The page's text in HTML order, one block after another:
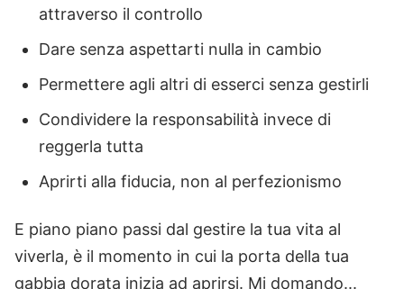
attraverso il controllo
Dare senza aspettarti nulla in cambio
Permettere agli altri di esserci senza gestirli
Condividere la responsabilità invece di
reggerla tutta
Aprirti alla fiducia, non al perfezionismo
E piano piano passi dal gestire la tua vita al
viverla, è il momento in cui la porta della tua
gabbia dorata inizia ad aprirsi. Mi domando...